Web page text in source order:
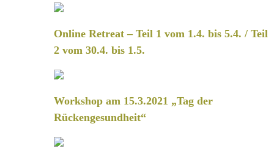
Online Retreat – Teil 1 vom 1.4. bis 5.4. / Teil
2 vom 30.4. bis 1.5.
Workshop am 15.3.2021 „Tag der
Rückengesundheit“